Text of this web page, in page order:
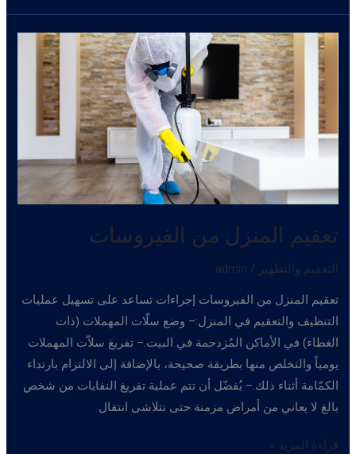
من
فيرس
كورونا
تعقيم المنزل من الفيروسات
التعقيم والتطهير /
admin
تعقيم المنزل من الفيروسات إجراءات تساعد على تسهيل عمليات
التنظيف والتعقيم في المنزل:– وضع سلّات المهملات (ذات
الغطاء) في الأماكن المُزدحمة في البيت.– تفريغ سلاّت المهملات
يومياً والتخلص منها بطريقة صحيحة، بالإضافة إلى الالتزام بارتداء
الكمّامة أثناء ذلك.– يُفضّل أن تتم عملية تفريغ النفايات من شخص
بالغ لا يعاني من أمراض مزمنة حتى نتلاشى انتقال
تعقيم
قراءة المزيد »